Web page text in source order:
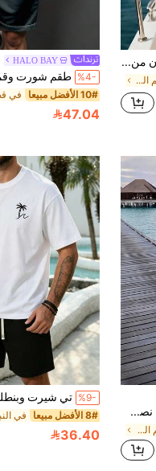
طقم صيفي للرجال يتكون من ملابس علوية كاجوال بياقة مستديرة وشورت
في النباتات أطقم الشاطئ للرجال
HALO BAY
%4-
10# الأفضل مبيعا
47.04
بدلة قصيرة الأكمام بياقة نصف زر وشورت بطراز عطلة للرجال باللون البرتقالي
في مرتخي أطقم الشاطئ للرجال
%9-
8# الأفضل مبيعا
36.40